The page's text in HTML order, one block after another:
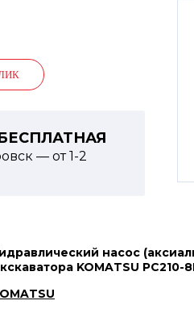
— от1-2
насос
KOMATSU PC210-